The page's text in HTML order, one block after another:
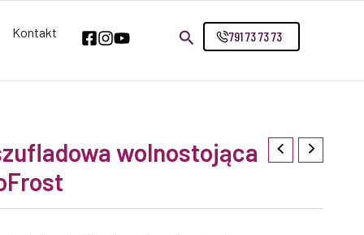
791 73 73 73
Kontakt
wolnostojąca